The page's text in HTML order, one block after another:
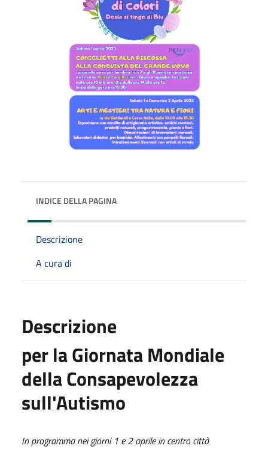
INDICE DELLA PAGINA
Descrizione
A cura di
Descrizione
per la Giornata Mondiale
della Consapevolezza
sull'Autismo
In programma nei giorni 1 e 2 aprile in centro città